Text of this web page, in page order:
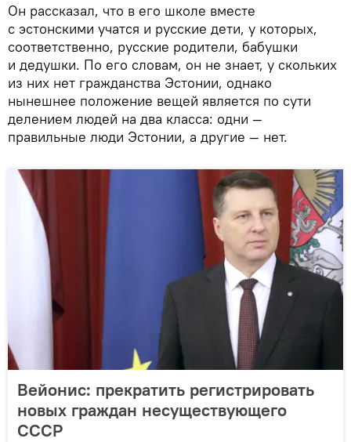
Он рассказал, что в его школе вместе
с эстонскими учатся и русские дети, у которых,
соответственно, русские родители, бабушки
и дедушки. По его словам, он не знает, у скольких
из них нет гражданства Эстонии, однако
нынешнее положение вещей является по сути
делением людей на два класса: одни —
правильные люди Эстонии, а другие — нет.
Вейонис: прекратить регистрировать
новых граждан несуществующего
СССР